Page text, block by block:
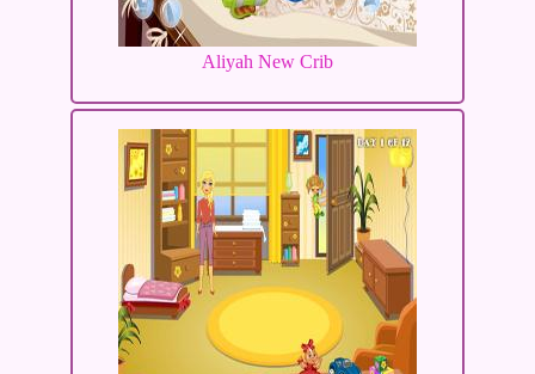
Aliyah New Crib